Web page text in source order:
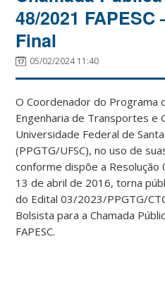
48/2021
Final
05/02/2024 11:40
O Coordenador do Programa
Engenharia de Transportes e
Universidade Federal de
(PPGTG/UFSC), no uso de
conforme dispõe a
13 de abril de 2016, torna
do Edital 03/2023/PPGTG/
Bolsista para a Chamada
FAPESC.